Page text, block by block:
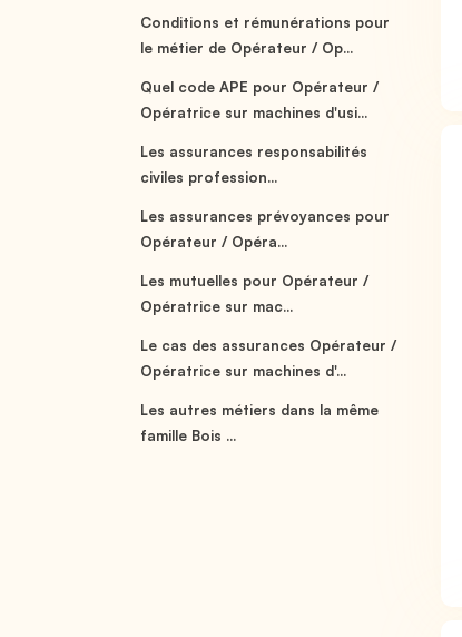
Conditions et rémunérations pour
le métier de Opérateur / Op...
Quel code APE pour Opérateur /
Opératrice sur machines d'usi...
Les assurances responsabilités
civiles profession...
Les assurances prévoyances pour
Opérateur / Opéra...
Les mutuelles pour Opérateur /
Opératrice sur mac...
Le cas des assurances Opérateur /
Opératrice sur machines d'...
Les autres métiers dans la même
famille Bois ...